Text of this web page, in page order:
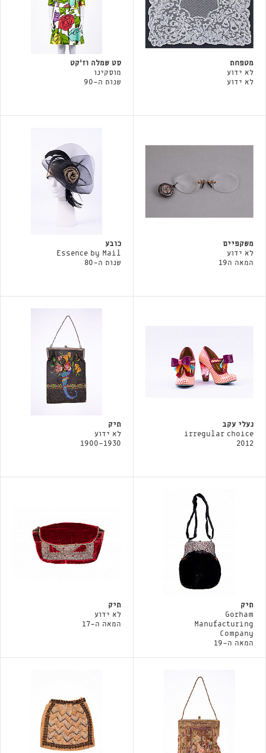
מטפחת
לא ידוע
לא ידוע
סט שמלה וז׳קט
מוסקינו
שנות ה-90
משקפיים
לא ידוע
המאה ה19
כובע
Essence by Mail
שנות ה-80
נעלי עקב
irregular choice
2012
תיק
לא ידוע
1900-1930
תיק
Gorham
Manufacturing
Company
המאה ה-19
תיק
לא ידוע
המאה ה-17